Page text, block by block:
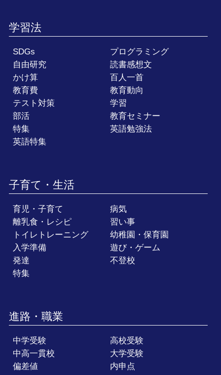
学習法
SDGs
プログラミング
自由研究
読書感想文
かけ算
百人一首
教育費
教育動向
テスト対策
学習
部活
教育セミナー
特集
英語勉強法
英語特集
子育て・生活
育児・子育て
病気
離乳食・レシピ
習い事
トイレトレーニング
幼稚園・保育園
入学準備
遊び・ゲーム
発達
不登校
特集
進路・職業
中学受験
高校受験
中高一貫校
大学受験
偏差値
内申点